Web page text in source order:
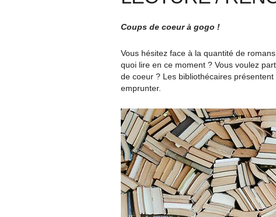
Coups de coeur à gogo !
Vous hésitez face à la quantité de
quoi lire en ce moment ? Vous voulez
de coeur ? Les bibliothécaires
emprunter.